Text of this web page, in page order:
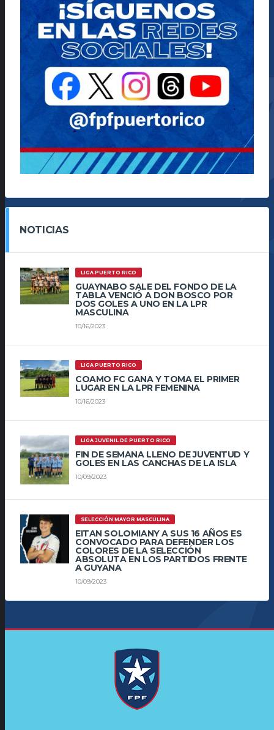
NOTICIAS
LIGA PUERTO RICO
GUAYNABO SALE DEL FONDO DE LA
TABLA VENCIÓ A DON BOSCO POR
DOS GOLES A UNO EN LA LPR
MASCULINA
10/16/2023
LIGA PUERTO RICO
COAMO FC GANA Y TOMA EL PRIMER
LUGAR EN LA LPR FEMENINA
10/16/2023
LIGA JUVENIL DE PUERTO RICO
FIN DE SEMANA LLENO DE JUVENTUD Y
GOLES EN LAS CANCHAS DE LA ISLA
10/09/2023
SELECCIÓN MAYOR MASCULINA
EITAN SOLOMIANY A SUS 16 AÑOS ES
CONVOCADO PARA DEFENDER LOS
COLORES DE LA SELECCIÓN
ABSOLUTA EN LOS PARTIDOS FRENTE
A GUYANA
10/09/2023